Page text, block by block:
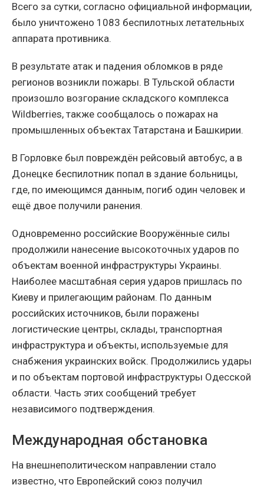
Всего за сутки, согласно официальной информации,
было уничтожено 1083 беспилотных летательных
аппарата противника.
В результате атак и падения обломков в ряде
регионов возникли пожары. В Тульской области
произошло возгорание складского комплекса
Wildberries, также сообщалось о пожарах на
промышленных объектах Татарстана и Башкирии.
В Горловке был повреждён рейсовый автобус, а в
Донецке беспилотник попал в здание больницы,
где, по имеющимся данным, погиб один человек и
ещё двое получили ранения.
Одновременно российские Вооружённые силы
продолжили нанесение высокоточных ударов по
объектам военной инфраструктуры Украины.
Наиболее масштабная серия ударов пришлась по
Киеву и прилегающим районам. По данным
российских источников, были поражены
логистические центры, склады, транспортная
инфраструктура и объекты, используемые для
снабжения украинских войск. Продолжились удары
и по объектам портовой инфраструктуры Одесской
области. Часть этих сообщений требует
независимого подтверждения.
Международная обстановка
На внешнеполитическом направлении стало
известно, что Европейский союз получил